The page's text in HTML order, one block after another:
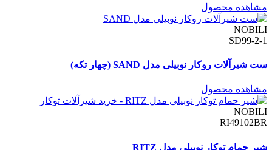
مشاهده محصول
NOBILI
SD99-2-1
ست شیرآلات روکار نوبیلی مدل SAND (چهار تکه)
مشاهده محصول
NOBILI
RI49102BR
شیر حمام توکار نوبیلی مدل RITZ